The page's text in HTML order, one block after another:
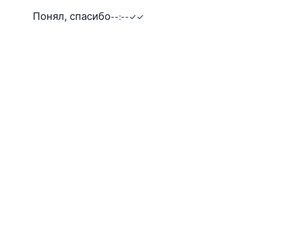
Понял, спасибо--:--✓✓